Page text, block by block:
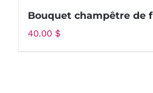
Bouquet champêtre de
40.00 $